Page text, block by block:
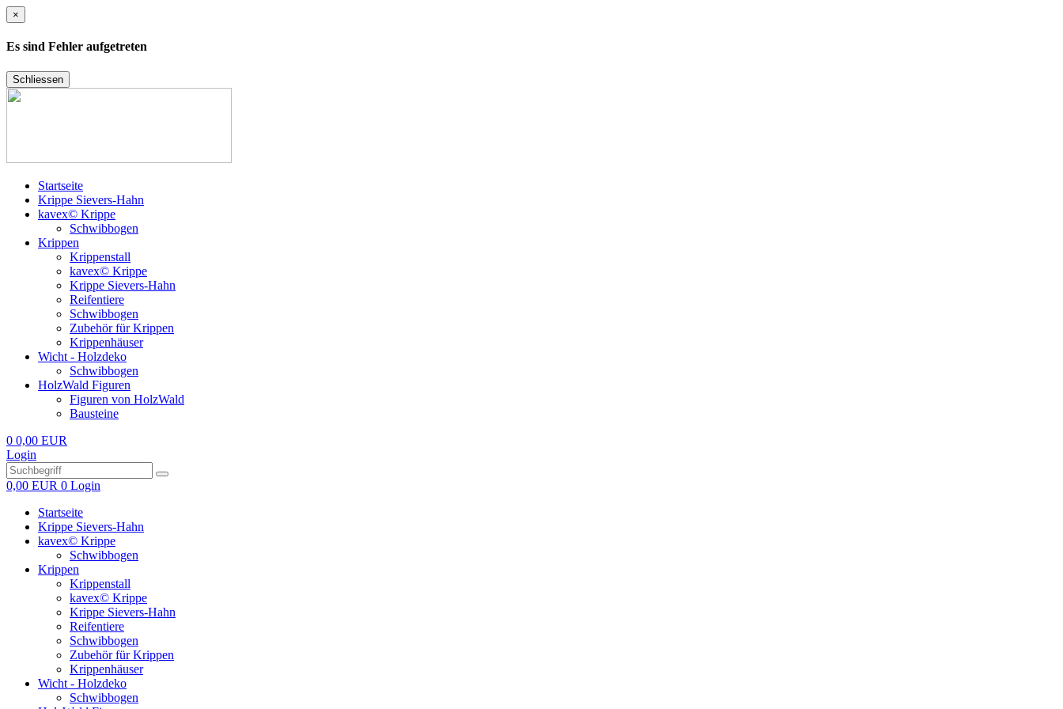
×
Es sind Fehler aufgetreten
Schliessen
Startseite
Krippe Sievers-Hahn
kavex© Krippe
Schwibbogen
Krippen
Krippenstall
kavex© Krippe
Krippe Sievers-Hahn
Reifentiere
Schwibbogen
Zubehör für Krippen
Krippenhäuser
Wicht - Holzdeko
Schwibbogen
HolzWald Figuren
Figuren von HolzWald
Bausteine
0 0,00 EUR
Login
0,00 EUR 0 Login
Startseite
Krippe Sievers-Hahn
kavex© Krippe
Schwibbogen
Krippen
Krippenstall
kavex© Krippe
Krippe Sievers-Hahn
Reifentiere
Schwibbogen
Zubehör für Krippen
Krippenhäuser
Wicht - Holzdeko
Schwibbogen